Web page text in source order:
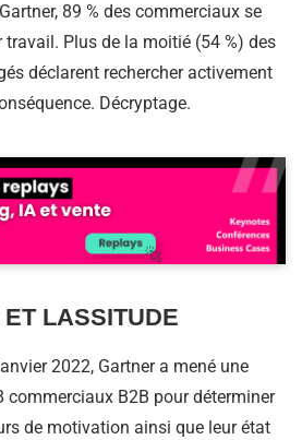
89 % des commerciaux se
Plus de la moitié (54 %) des
déclarent rechercher activement
Décryptage.
LASSITUDE
2022, Gartner a mené une
commerciaux B2B pour déterminer
de motivation ainsi que leur état